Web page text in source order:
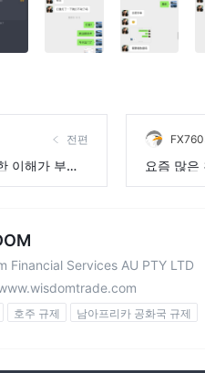
전편
이해가 부족
요즘 많은
것이 비교
Financial Services AU PTY LTD
호주 규제
남아프리카 공화국 규제